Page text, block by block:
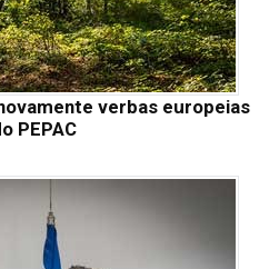
verbas europeias
PEPAC